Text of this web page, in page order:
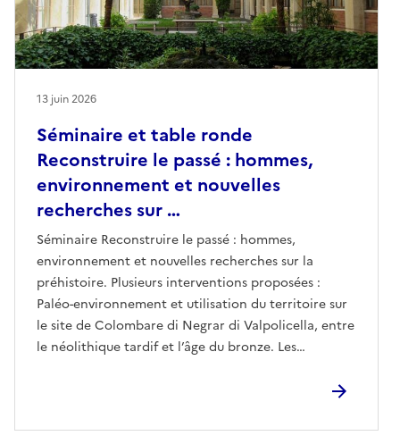
Séminaire et table ronde
Reconstruire le passé : hommes,
environnement et nouvelles
recherches sur …
Séminaire Reconstruire le passé : hommes,
environnement et nouvelles recherches sur la
préhistoire. Plusieurs interventions proposées :
Paléo-environnement et utilisation du territoire sur
le site de Colombare di Negrar di Valpolicella, entre
le néolithique tardif et l’âge du bronze. Les
palafittiques et leur relation avec l’environnement.
transformations d’un écosystème antique.À suivre
13 juin 2026